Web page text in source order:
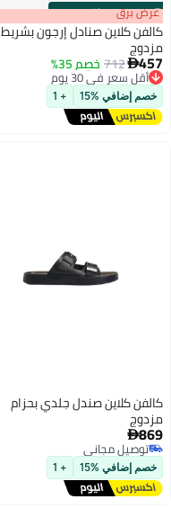
00m:00s
·باقي 100% عرض برق
كالفن كلاين صنادل إرجون بشريط
مزدوج
457
712 خصم 35%
أقل سعر في 30 يوم
توصيل مجاني
أقل سعر في 30 يوم
خصم إضافي %15 + 1
كالفن كلاين صندل جلدي بحزام
مزدوج
869
توصيل مجاني
توصيل مجاني
خصم إضافي %15 + 1